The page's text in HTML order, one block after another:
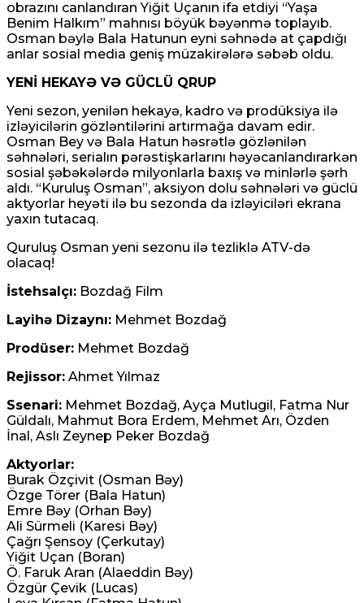
obrazını canlandıran Yiğit Uçanın ifa etdiyi “Yaşa
Benim Halkım” mahnısı böyük bəyənmə toplayıb.
Osman bəylə Bala Hatunun eyni səhnədə at çapdığı
anlar sosial media geniş müzakirələrə səbəb oldu.
YENİ HEKAYƏ VƏ GÜCLÜ QRUP
Yeni sezon, yenilən hekayə, kadro və prodüksiya ilə
izləyicilərin gözləntilərini artırmağa davam edir.
Osman Bey və Bala Hatun həsrətlə gözlənilən
səhnələri, serialın pərəstişkarlarını həyəcanlandırarkən
sosial şəbəkələrdə milyonlarla baxış və minlərlə şərh
aldı. “Kuruluş Osman”, aksiyon dolu səhnələri və güclü
aktyorlar heyəti ilə bu sezonda da izləyiciləri ekrana
yaxın tutacaq.
Quruluş Osman yeni sezonu ilə tezliklə ATV-də
olacaq!
İstehsalçı: Bozdağ Film
Layihə Dizaynı: Mehmet Bozdağ
Prodüser: Mehmet Bozdağ
Rejissor: Ahmet Yılmaz
Ssenari: Mehmet Bozdağ, Ayça Mutlugil, Fatma Nur
Güldalı, Mahmut Bora Erdem, Mehmet Arı, Özden
İnal, Aslı Zeynep Peker Bozdağ
Aktyorlar:
Burak Özçivit (Osman Bəy)
Özge Törer (Bala Hatun)
Emre Bəy (Orhan Bəy)
Ali Sürmeli (Karesi Bəy)
Çağrı Şensoy (Çerkutay)
Yiğit Uçan (Boran)
Ö. Faruk Aran (Alaeddin Bəy)
Özgür Çevik (Lucas)
7
Xocavənd Rayonunda traktor minaya düşdü
08 Avqust 2026 / 11:11
10
Pasinyan -Sülhü dönməz etmək üçün
“Qarabağ ermənilərinin geri qayıtması” kimi
mövzuları davam etdirməmək zəruridir
08 Avqust 2026 / 10:54
13
Səudiyyə Ərəbistanının görməli yerləri
Türkiyə, Səudiyyə Ərəbistanı və Pakistan
bayraqları ilə işıqlandırılıb
08 Avqust 2026 / 10:33
11